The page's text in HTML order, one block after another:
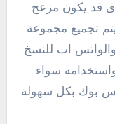
قد يكون مزعج
تجميع مجموعة
اب للنسخ
سواء
بوك بكل سهولة